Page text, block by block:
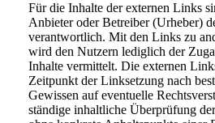
Für die Inhalte der externen Links
Anbieter oder Betreiber (Urheber)
verantwortlich. Mit den Links zu
wird den Nutzern lediglich der
Inhalte vermittelt. Die externen
Zeitpunkt der Linksetzung nach
Gewissen auf eventuelle
ständige inhaltliche Überprüfung